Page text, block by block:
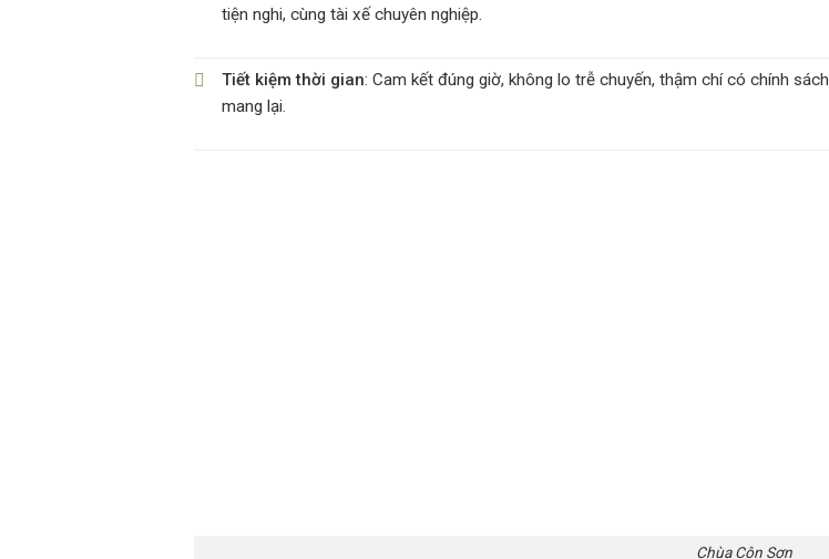
tiện nghi, cùng tài xế chuyên nghiệp.
Tiết kiệm thời gian: Cam kết đúng giờ, không lo trễ chuyến, thậm chí có chính
mang lại.
Chùa Côn Sơn